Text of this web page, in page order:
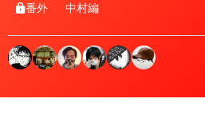
番外 中村編